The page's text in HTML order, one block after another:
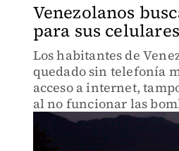
Venezolanos
para sus
Los habitantes de
quedado sin telefonía
acceso a internet,
al no funcionar las
alimentos frescos